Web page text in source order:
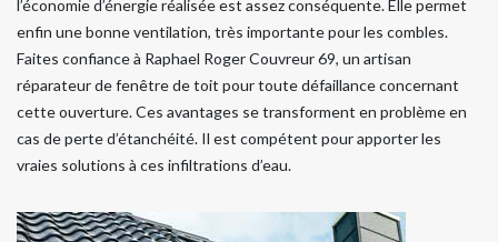
l’économie d’énergie réalisée est assez conséquente. Elle permet
enfin une bonne ventilation, très importante pour les combles.
Faites confiance à Raphael Roger Couvreur 69, un artisan
réparateur de fenêtre de toit pour toute défaillance concernant
cette ouverture. Ces avantages se transforment en problème en
cas de perte d’étanchéité. Il est compétent pour apporter les
vraies solutions à ces infiltrations d’eau.